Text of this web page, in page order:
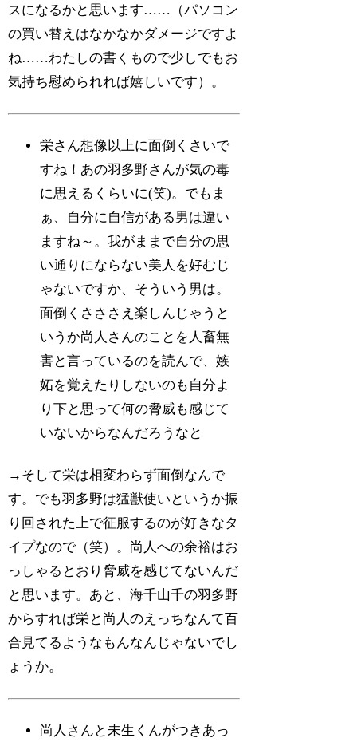
スになるかと思います……（パソコン
の買い替えはなかなかダメージですよ
ね……わたしの書くもので少しでもお
気持ち慰められれば嬉しいです）。
栄さん想像以上に面倒くさいで
すね！あの羽多野さんが気の毒
に思えるくらいに(笑)。でもま
ぁ、自分に自信がある男は違い
ますね～。我がままで自分の思
い通りにならない美人を好むじ
ゃないですか、そういう男は。
面倒くさささえ楽しんじゃうと
いうか尚人さんのことを人畜無
害と言っているのを読んで、嫉
妬を覚えたりしないのも自分よ
り下と思って何の脅威も感じて
いないからなんだろうなと
→そして栄は相変わらず面倒なんで
す。でも羽多野は猛獣使いというか振
り回された上で征服するのが好きなタ
イプなので（笑）。尚人への余裕はお
っしゃるとおり脅威を感じてないんだ
と思います。あと、海千山千の羽多野
からすれば栄と尚人のえっちなんて百
合見てるようなもんなんじゃないでし
ょうか。
尚人さんと未生くんがつきあっ